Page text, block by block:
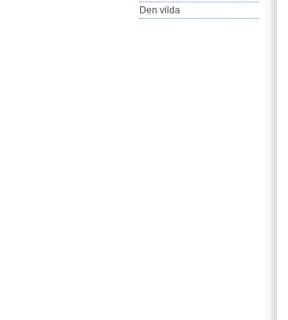
Den vilda